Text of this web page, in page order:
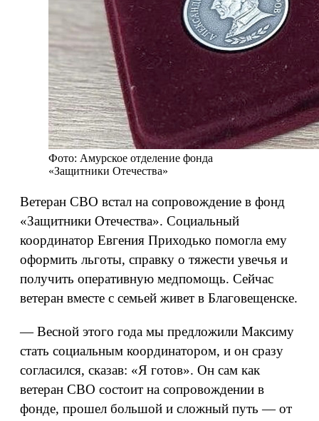
Фото: Амурское отделение фонда
«Защитники Отечества»
Ветеран СВО встал на сопровождение в фонд
«Защитники Отечества». Социальный
координатор Евгения Приходько помогла ему
оформить льготы, справку о тяжести увечья и
получить оперативную медпомощь. Сейчас
ветеран вместе с семьей живет в Благовещенске.
— Весной этого года мы предложили Максиму
стать социальным координатором, и он сразу
согласился, сказав: «Я готов». Он сам как
ветеран СВО состоит на сопровождении в
фонде, прошел большой и сложный путь — от